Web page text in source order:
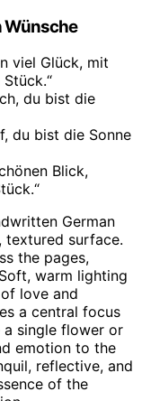
Wünsche
viel Glück, mit
du bist die
du bist die Sonne
Blick,